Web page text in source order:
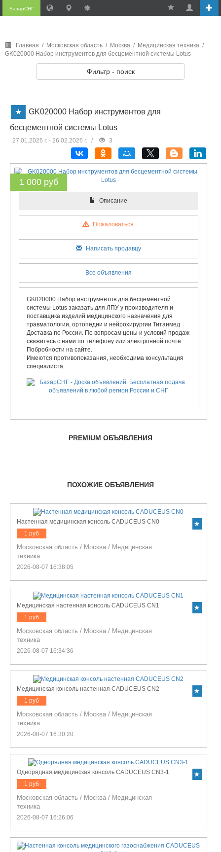
БазарСНГ
Главная / Московская область / Москва / Медицинская техника /
GK020000 Набор инструментов для бесцементной системы Lotus
Фильтр - поиск
GK020000 Набор инструментов для
бесцементной системы Lotus
27.01.2026 г. - 26.02.2026 г. / 3
1 000 руб
Описание
Пожаловаться
Написать продавцу
Все объявления
GK020000 Набор инструментов для бесцементной
системы Lotus заказать для ЛПУ у производителя и
поставщика изделий медицинского назначения для
травматологии, ортопедии и нейрохирургии Титанмед.
Доставка по России. По вопросам цены и условий продаж
свяжитесь с нами по телефону или электронной почте.
Побробности на сайте.
Имеются противопоказания, необходима консультация
специалиста.
PREMIUM ОБЪЯВЛЕНИЯ
ПОХОЖИЕ ОБЪЯВЛЕНИЯ
Настенная медицинская консоль CADUCEUS CN0
1 руб
Московская область / Москва / Медицинская
техника
2026-08-07 16:38:05
Медицинская настенная консоль CADUCEUS CN1
1 руб
Московская область / Москва / Медицинская
техника
2026-08-07 16:34:36
Медицинская консоль настенная CADUCEUS CN2
1 руб
Московская область / Москва / Медицинская
техника
2026-08-07 16:30:20
Однорядная медицинская консоль CADUCEUS CN3-1
1 руб
Московская область / Москва / Медицинская
техника
2026-08-07 16:26:06